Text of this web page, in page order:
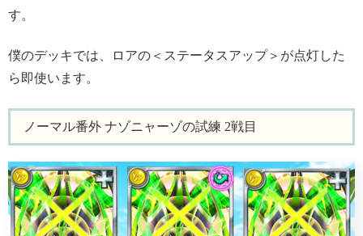
す。
僕のデッキでは、ロアの＜ステータスアップ＞が点灯した
ら即使います。
ノーマル番外 ナゾニャーゾの試練 2戦目